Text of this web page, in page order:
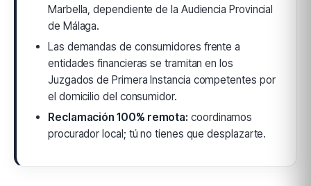
Marbella, dependiente de la Audiencia Provincial
de Málaga.
Las demandas de consumidores frente a
entidades financieras se tramitan en los
Juzgados de Primera Instancia competentes por
el domicilio del consumidor.
Reclamación 100% remota: coordinamos
procurador local; tú no tienes que desplazarte.